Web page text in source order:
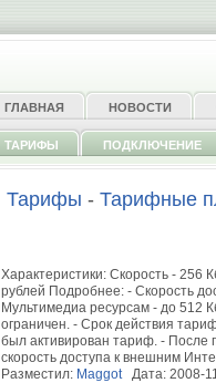
ГЛАВНАЯ НОВОСТИ
ТАРИФЫ ПОДКЛЮЧЕНИЕ
Тарифы - Тарифные
Характеристики: Скорость - 256
рублей Подробнее: - Скорость
Мультимедиа ресурсам - до 512
ограничен. - Срок действия
был активирован тариф. -
скорость доступа к внешним
Разместил: MaggotДата: 2008-